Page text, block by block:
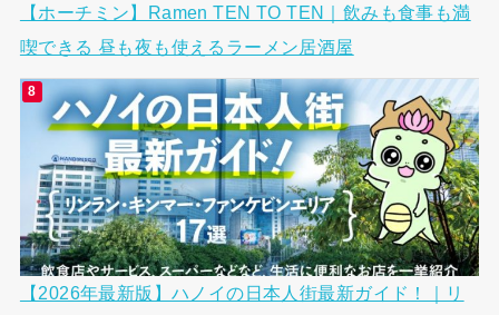
【ホーチミン】Ramen TEN TO TEN｜飲みも食事も満
喫できる 昼も夜も使えるラーメン居酒屋
【2026年最新版】ハノイの日本人街最新ガイド！｜リ